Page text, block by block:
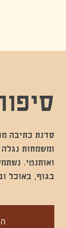
סדנת כתיבה
ומשמחות
ואותנטי.
בגוף, באוכל